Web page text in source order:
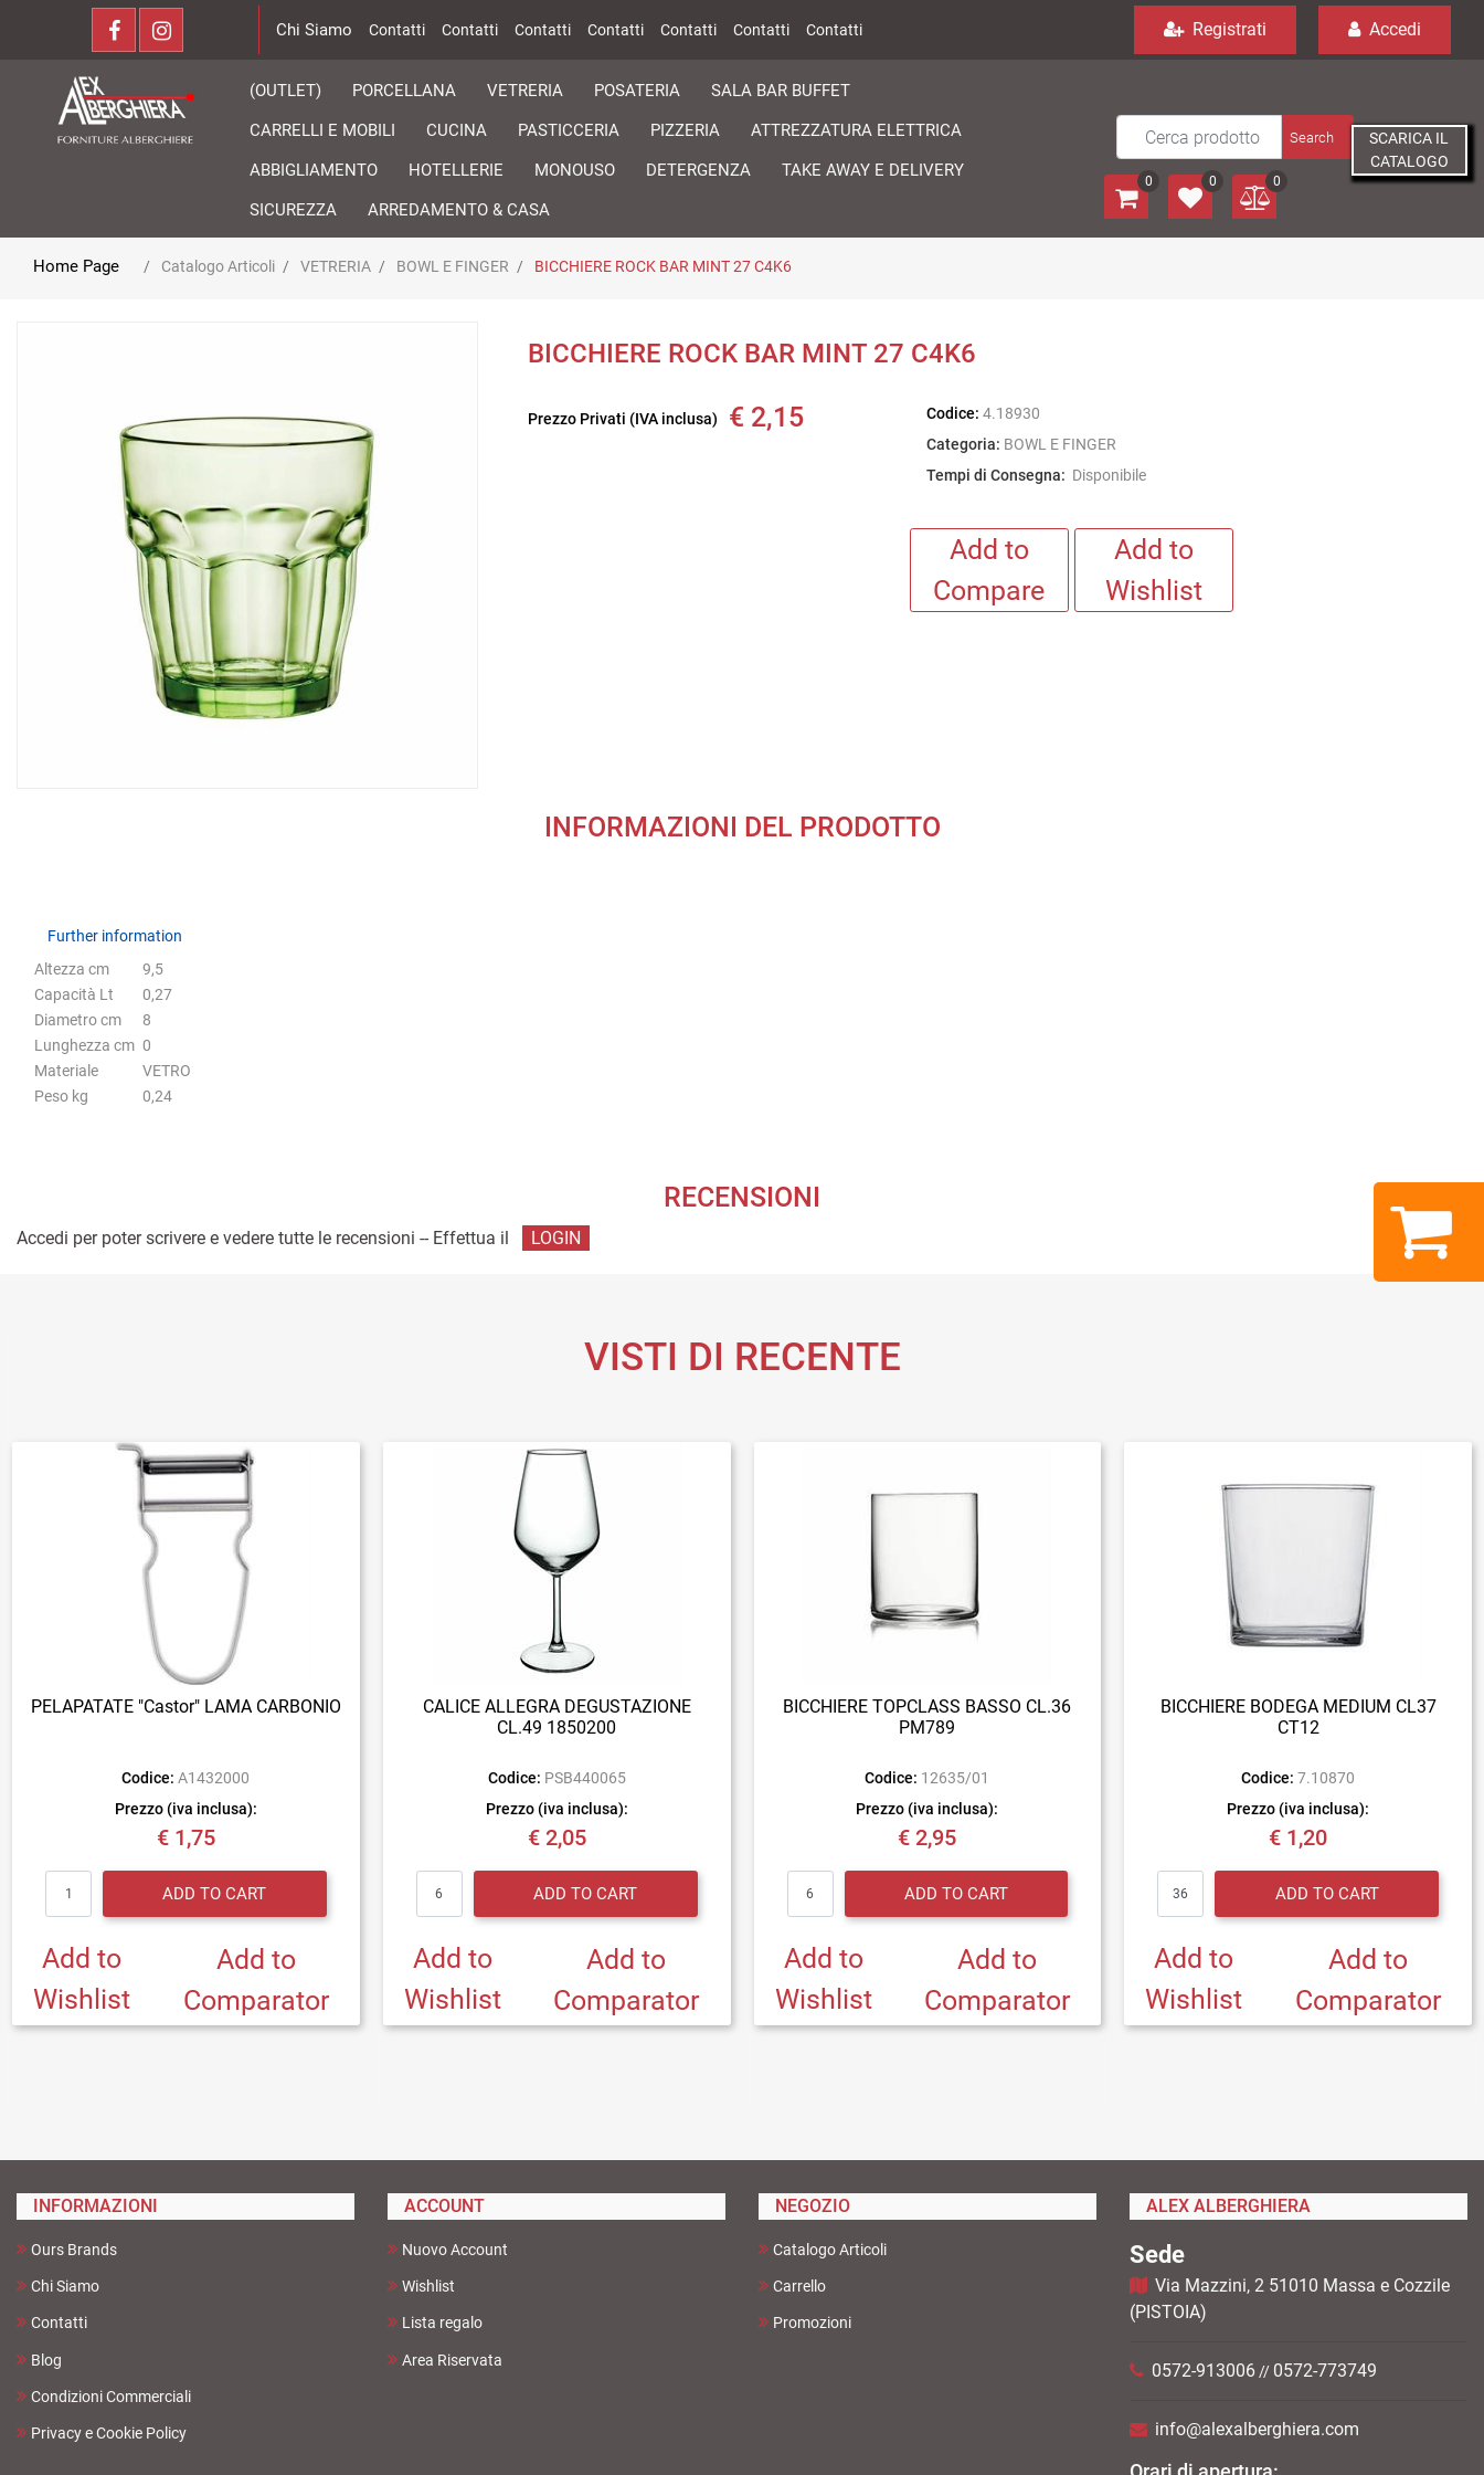
Chi Siamo Contatti Contatti Contatti Contatti Contatti Contatti Contatti Registrati Accedi
(OUTLET) PORCELLANA VETRERIA POSATERIA
SALA BAR BUFFET
CARRELLI E MOBILI
CUCINA PASTICCERIA PIZZERIA
ATTREZZATURA ELETTRICA
ABBIGLIAMENTO
HOTELLERIE MONOUSO DETERGENZA
TAKE AWAY E DELIVERY
SICUREZZA
ARREDAMENTO & CASA
0 0 0
SCARICA IL
CATALOGO
Home Page Catalogo Articoli VETRERIA BOWL E FINGER BICCHIERE ROCK BAR MINT 27 C4K6
BICCHIERE ROCK BAR MINT 27 C4K6
Prezzo Privati (IVA inclusa) € 2,15 Codice: 4.18930
Categoria: BOWL E FINGER
Tempi di Consegna: Disponibile
Add to
Compare
Add to
Wishlist
INFORMAZIONI DEL PRODOTTO
Further information
Further information
Altezza cm
9,5
Capacità Lt
0,27
Diametro cm
8
Lunghezza cm 0
Materiale
VETRO
Peso kg
0,24
RECENSIONI
Accedi per poter scrivere e vedere tutte le recensioni -- Effettua il LOGIN
VISTI DI RECENTE
PELAPATATE "Castor" LAMA CARBONIO
Codice: A1432000
Prezzo (iva inclusa):
€ 1,75
ADD TO CART
Add to
Wishlist
Add to
Comparator
CALICE ALLEGRA DEGUSTAZIONE
CL.49 1850200
Codice: PSB440065
Prezzo (iva inclusa):
€ 2,05
ADD TO CART
Add to
Wishlist
Add to
Comparator
BICCHIERE TOPCLASS BASSO CL.36
PM789
Codice: 12635/01
Prezzo (iva inclusa):
€ 2,95
ADD TO CART
Add to
Wishlist
Add to
Comparator
BICCHIERE BODEGA MEDIUM CL37
CT12
Codice: 7.10870
Prezzo (iva inclusa):
€ 1,20
ADD TO CART
Add to
Wishlist
Add to
Comparator
INFORMAZIONI
Ours Brands
Chi Siamo
Contatti
Blog
Condizioni Commerciali
Privacy e Cookie Policy
ACCOUNT
Nuovo Account
Wishlist
Lista regalo
Area Riservata
NEGOZIO
Catalogo Articoli
Carrello
Promozioni
ALEX ALBERGHIERA
Sede
Via Mazzini, 2 51010 Massa e Cozzile
(PISTOIA)
0572-913006 // 0572-773749
info@alexalberghiera.com